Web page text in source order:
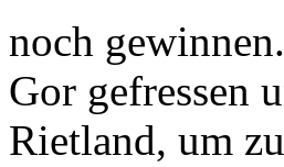
noch gewinnen.
Gor gefressen
Rietland, um